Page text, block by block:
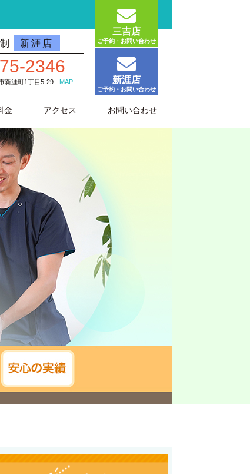
三吉店
ご予約・お問い合わせ
新涯店
ご予約・お問い合わせ
新涯店
2346
新涯町1丁目5-29 MAP
金 アクセス お問い合わせ